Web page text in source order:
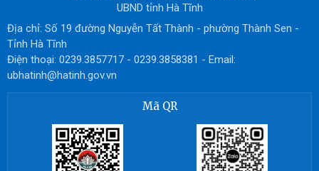
UBND tỉnh Hà Tĩnh
Địa chỉ: Số 19 đường Nguyễn Tất Thành - phường Thành Sen -
Tỉnh Hà Tĩnh
Điện thoại: 0239.3857717 - 0239.3858381 - Email:
ubhatinh@hatinh.gov.vn
Mã QR